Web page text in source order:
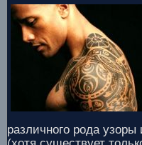
различного рода